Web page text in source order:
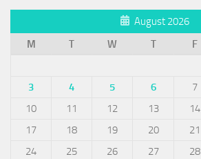
August 2026
M
T W T F
3
4 5 6 7
10
11 12 13 14
17
18 19 20 21
24
25 26 27 28